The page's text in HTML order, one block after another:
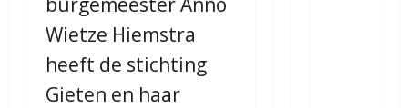
Wietze Hiemstra
heeft de stichting
Gieten en haar